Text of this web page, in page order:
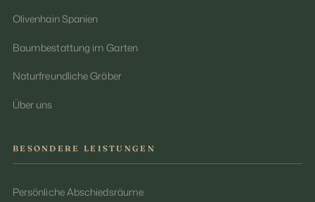
Olivenhain Spanien
Baumbestattung im Garten
Naturfreundliche Gräber
Über uns
BESONDERE LEISTUNGEN
Persönliche Abschiedsräume